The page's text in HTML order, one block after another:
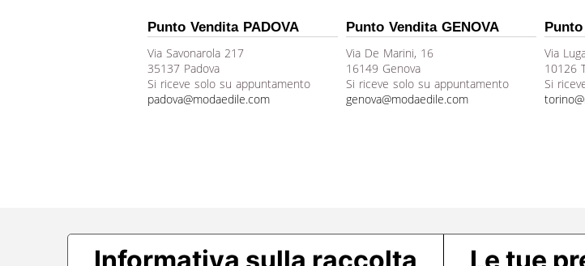
Punto Vendita PADOVA
Via Savonarola 217
35137 Padova
Si riceve solo su appuntamento
padova@modaedile.com
Punto Vendita GENOVA
Via De Marini, 16
16149 Genova
Si riceve solo su appuntamento
genova@modaedile.com
Via
10126
Si